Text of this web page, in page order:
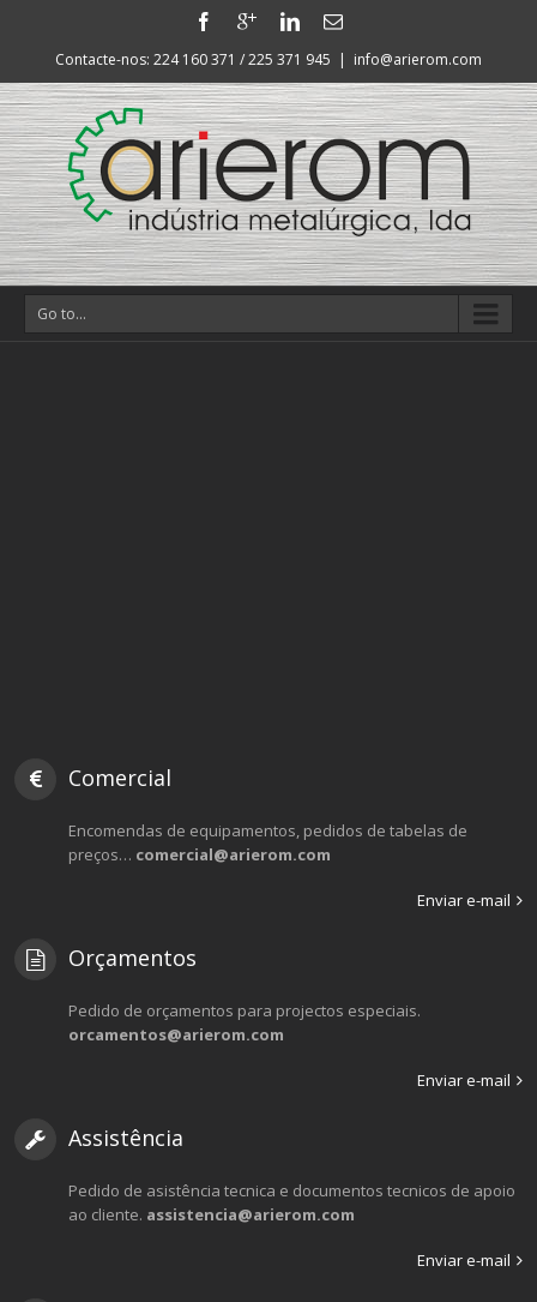
Contacte-nos: 224 160 371 / 225 371 945 | info@arierom.com
Go to...
Comercial
Encomendas de equipamentos, pedidos de tabelas de
preços… comercial@arierom.com
Enviar e-mail
Orçamentos
Pedido de orçamentos para projectos especiais.
orcamentos@arierom.com
Enviar e-mail
Assistência
Pedido de asistência tecnica e documentos tecnicos de apoio
ao cliente. assistencia@arierom.com
Enviar e-mail